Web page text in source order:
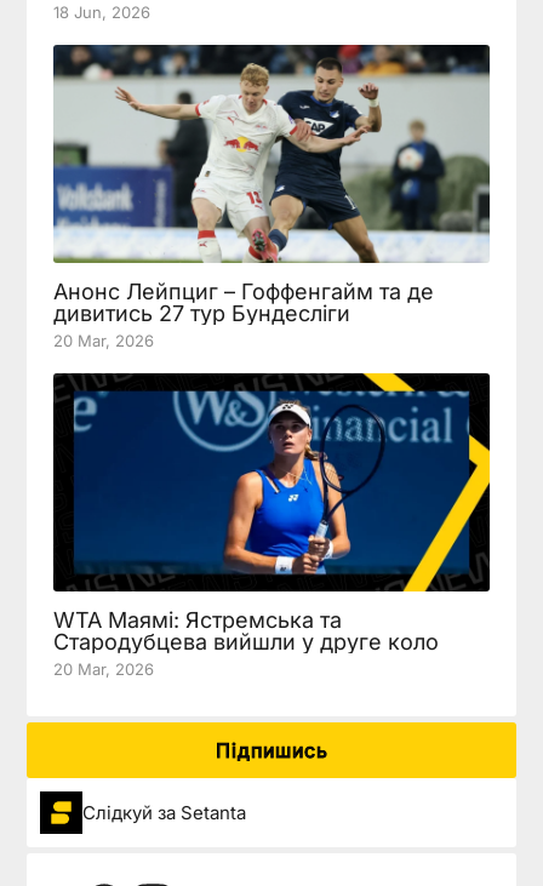
18 Jun, 2026
Анонс Лейпциг – Гоффенгайм та де
дивитись 27 тур Бундесліги
20 Mar, 2026
WTA Маямі: Ястремська та
Стародубцева вийшли у друге коло
20 Mar, 2026
Підпишись
Слідкуй за Setanta